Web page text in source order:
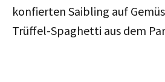
konfierten Saibling auf
Trüffel-Spaghetti aus dem